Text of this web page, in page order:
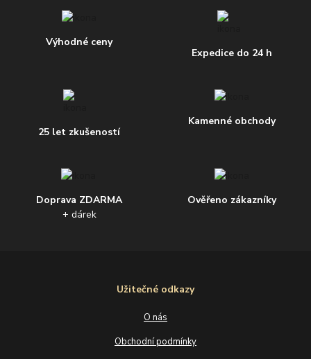
Výhodné ceny
Expedice do 24 h
25 let zkušeností
Kamenné obchody
Doprava ZDARMA
+ dárek
Ověřeno zákazníky
Užitečné odkazy
O nás
Obchodní podmínky